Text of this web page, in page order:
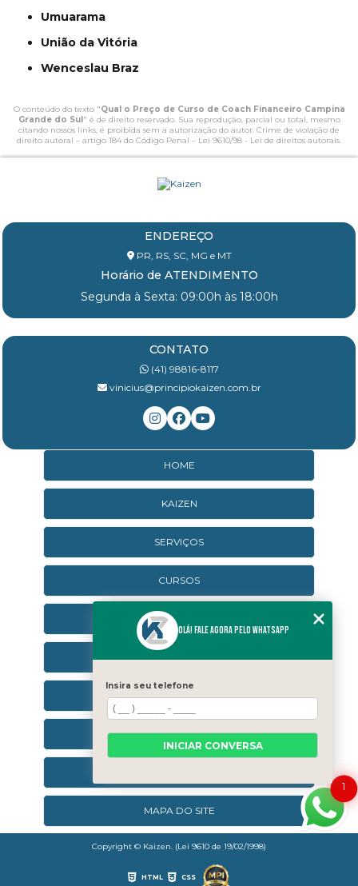
Umuarama
União da Vitória
Wenceslau Braz
O conteúdo do texto "Qual o Preço de Curso de Coach Financeiro Campina
Grande do Sul " é de direito reservado. Sua reprodução, parcial ou total, mesmo
citando nossos links, é proibida sem a autorização do autor. Crime de violação de
direito autoral – artigo 184 do Código Penal – Lei 9610/98 - Lei de direitos autorais.
ENDEREÇO
PR, RS, SC, MG e MT
Horário de ATENDIMENTO
Segunda à Sexta: 09:00h às 18:00h
CONTATO
(41) 98816-8117
vinicius@principiokaizen.com.br
HOME
KAIZEN
SERVIÇOS
CURSOS
CURSOS ONLINE
AGENDA
CONTATO
CATEGORIAS
MAPA DO SITE
Copyright © Kaizen. (Lei 9610 de 19/02/1998)
HTML CSS
1
Olá! Fale agora pelo WhatsApp
Insira seu telefone
INICIAR CONVERSA